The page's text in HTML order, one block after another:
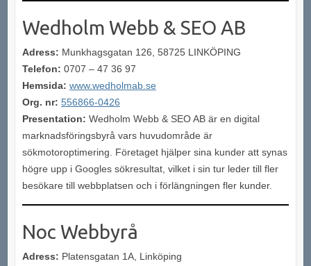
Wedholm Webb & SEO AB
Adress: Munkhagsgatan 126, 58725 LINKÖPING
Telefon: 0707 – 47 36 97
Hemsida: www.wedholmab.se
Org. nr: 556866-0426
Presentation: Wedholm Webb & SEO AB är en digital
marknadsföringsbyrå vars huvudområde är
sökmotoroptimering. Företaget hjälper sina kunder att synas
högre upp i Googles sökresultat, vilket i sin tur leder till fler
besökare till webbplatsen och i förlängningen fler kunder.
Noc Webbyrå
Adress: Platensgatan 1A, Linköping